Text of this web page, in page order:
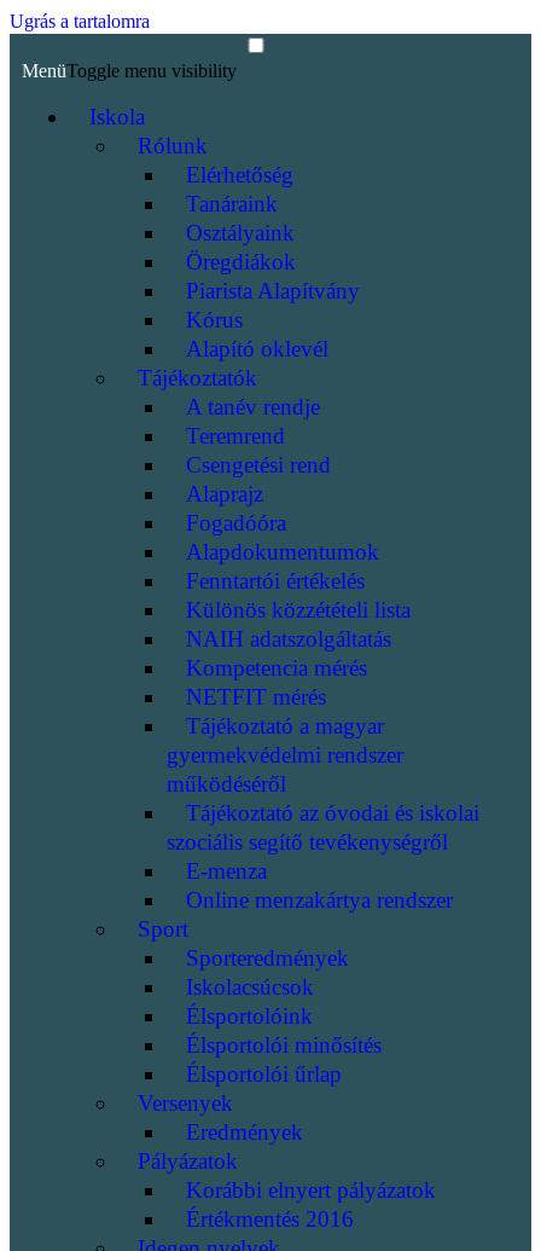
Ugrás a tartalomra
MenüToggle menu visibility
Iskola
Rólunk
Elérhetőség
Tanáraink
Osztályaink
Öregdiákok
Piarista Alapítvány
Kórus
Alapító oklevél
Tájékoztatók
A tanév rendje
Teremrend
Csengetési rend
Alaprajz
Fogadóóra
Alapdokumentumok
Fenntartói értékelés
Különös közzétételi lista
NAIH adatszolgáltatás
Kompetencia mérés
NETFIT mérés
Tájékoztató a magyar
gyermekvédelmi rendszer
működéséről
Tájékoztató az óvodai és iskolai
szociális segítő tevékenységről
E-menza
Online menzakártya rendszer
Sport
Sporteredmények
Iskolacsúcsok
Élsportolóink
Élsportolói minősítés
Élsportolói űrlap
Versenyek
Eredmények
Pályázatok
Korábbi elnyert pályázatok
Értékmentés 2016